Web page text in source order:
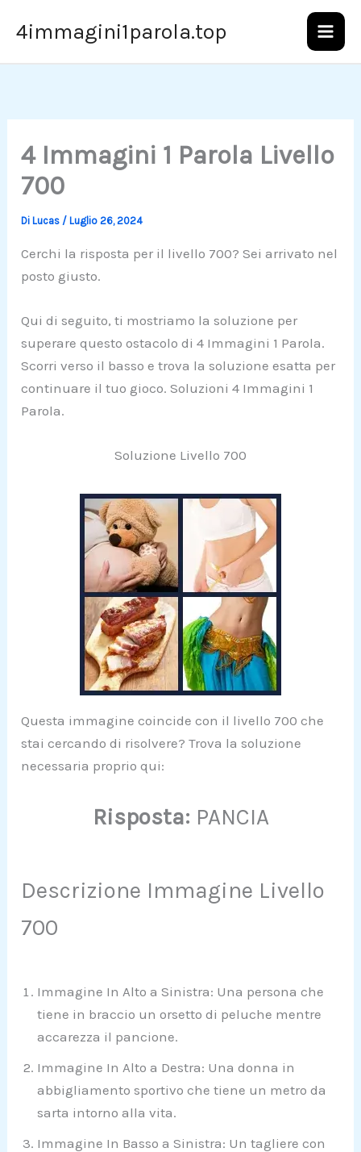
4immagini1parola.top
4 Immagini 1 Parola Livello
700
DiLucas /Luglio 26, 2024
Cerchi la risposta per il livello 700? Sei arrivato nel
posto giusto.
Qui di seguito, ti mostriamo la soluzione per
superare questo ostacolo di 4 Immagini 1 Parola.
Scorri verso il basso e trova la soluzione esatta per
continuare il tuo gioco. Soluzioni 4 Immagini 1
Parola.
Soluzione Livello 700
Questa immagine coincide con il livello 700 che
stai cercando di risolvere? Trova la soluzione
necessaria proprio qui:
Risposta: PANCIA
Descrizione Immagine Livello
700
Immagine In Alto a Sinistra: Una persona che
tiene in braccio un orsetto di peluche mentre
accarezza il pancione.
Immagine In Alto a Destra: Una donna in
abbigliamento sportivo che tiene un metro da
sarta intorno alla vita.
Immagine In Basso a Sinistra: Un tagliere con